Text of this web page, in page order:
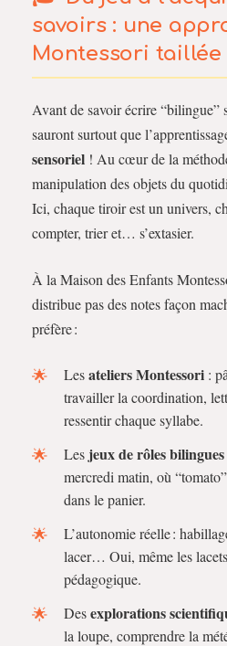
savoirs : une
Montessori
Avant de savoir écrire “bilingue”
sauront surtout que
sensoriel ! Au cœur de la
manipulation des objets du
Ici, chaque tiroir est un univers,
compter, trier et… s’extasier.
À la Maison des Enfants
distribue pas des notes façon
préfère :
Lesateliers Montessori :
travailler la coordination,
ressentir chaque syllabe.
Les jeux de rôles bilingues
mercredi matin, où
dans le panier.
L’autonomie réelle :
lacer… Oui, même les
pédagogique.
Desexplorations
la loupe, comprendre la